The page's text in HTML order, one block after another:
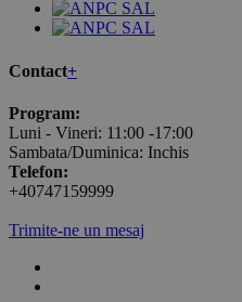
Contact+
Program:
Luni - Vineri: 11:00 -17:00
Sambata/Duminica: Inchis
Telefon:
+40747159999
Trimite-ne un mesaj